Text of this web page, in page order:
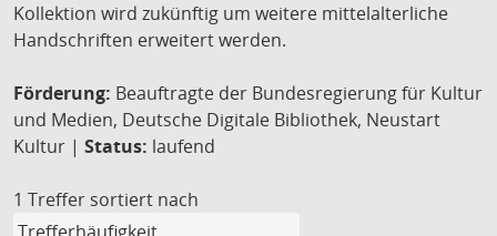
Kollektion wird zukünftig um weitere mittelalterliche
Handschriften erweitert werden.
Förderung: Beauftragte der Bundesregierung für Kultur
und Medien, Deutsche Digitale Bibliothek, Neustart
Kultur | Status: laufend
1 Treffer sortiert nach